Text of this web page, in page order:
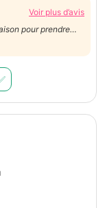
Voir plus d’avis
pour prendre
sans